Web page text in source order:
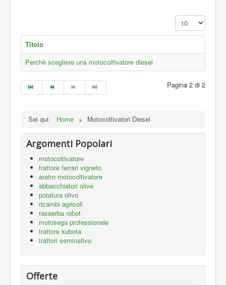
Visualizza n.
Titolo
Perchè scegliere una motocoltivatore diesel
Pagina 2 di 2
Sei qui: Home Motocoltivatori Diesel
Argomenti Popolari
motocoltivatore
trattore ferrari vigneto
aratro motocoltivatore
abbacchiatori olive
potatura olivo
ricambi agricoli
rasaerba robot
motosega professionale
trattore kubota
trattori seminativo
Offerte